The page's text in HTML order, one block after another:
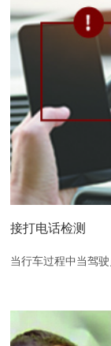
接打电话检测
当行车过程中当驾